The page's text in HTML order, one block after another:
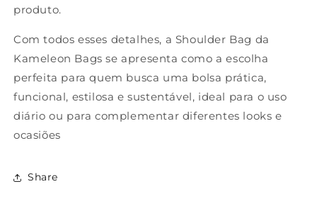
produto.
Com todos esses detalhes, a Shoulder Bag da
Kameleon Bags se apresenta como a escolha
perfeita para quem busca uma bolsa prática,
funcional, estilosa e sustentável, ideal para o uso
diário ou para complementar diferentes looks e
ocasiões
Share